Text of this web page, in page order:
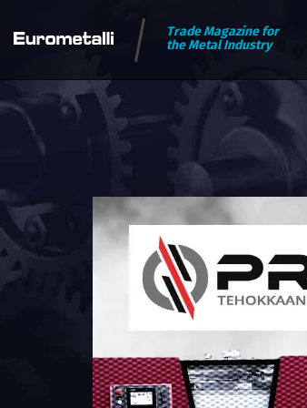
Trade Magazine for
the Metal Industry